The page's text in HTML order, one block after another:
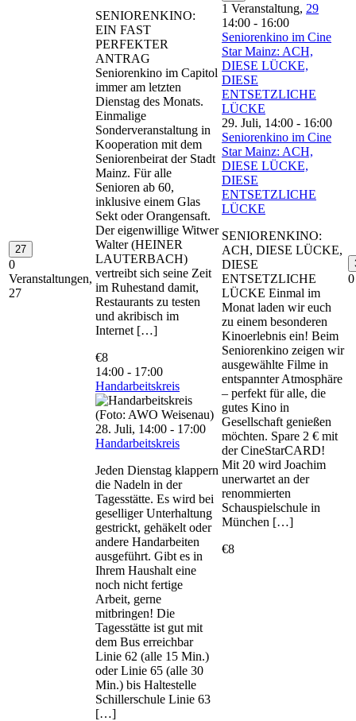
27
0
Veranstaltungen,
27
SENIORENKINO:
EIN FAST
PERFEKTER
ANTRAG
Seniorenkino im Capitol
immer am letzten
Dienstag des Monats.
Einmalige
Sonderveranstaltung in
Kooperation mit dem
Seniorenbeirat der Stadt
Mainz. Für alle
Senioren ab 60,
inklusive einem Glas
Sekt oder Orangensaft.
Der eigenwillige Witwer
Walter (HEINER
LAUTERBACH)
vertreibt sich seine Zeit
im Ruhestand damit,
Restaurants zu testen
und akribisch im
Internet […]
€8
14:00 - 17:00
Handarbeitskreis
28. Juli, 14:00 - 17:00
Handarbeitskreis
Jeden Dienstag klappern
die Nadeln in der
Tagesstätte. Es wird bei
geselliger Unterhaltung
gestrickt, gehäkelt oder
andere Handarbeiten
ausgeführt. Gibt es in
Ihrem Haushalt eine
noch nicht fertige
Arbeit, gerne
mitbringen! Die
Tagesstätte ist gut mit
dem Bus erreichbar
Linie 62 (alle 15 Min.)
oder Linie 65 (alle 30
Min.) bis Haltestelle
Schillerschule Linie 63
[…]
1 Veranstaltung, 29
14:00 - 16:00
Seniorenkino im Cine
Star Mainz: ACH,
DIESE LÜCKE,
DIESE
ENTSETZLICHE
LÜCKE
29. Juli, 14:00 - 16:00
Seniorenkino im Cine
Star Mainz: ACH,
DIESE LÜCKE,
DIESE
ENTSETZLICHE
LÜCKE
SENIORENKINO:
ACH, DIESE LÜCKE,
DIESE
ENTSETZLICHE
LÜCKE Einmal im
Monat laden wir euch
zu einem besonderen
Kinoerlebnis ein! Beim
Seniorenkino zeigen wir
ausgewählte Filme in
entspannter Atmosphäre
– perfekt für alle, die
gutes Kino in
Gesellschaft genießen
möchten. Spare 2 € mit
der CineStarCARD!
Mit 20 wird Joachim
unerwartet an der
renommierten
Schauspielschule in
München […]
€8